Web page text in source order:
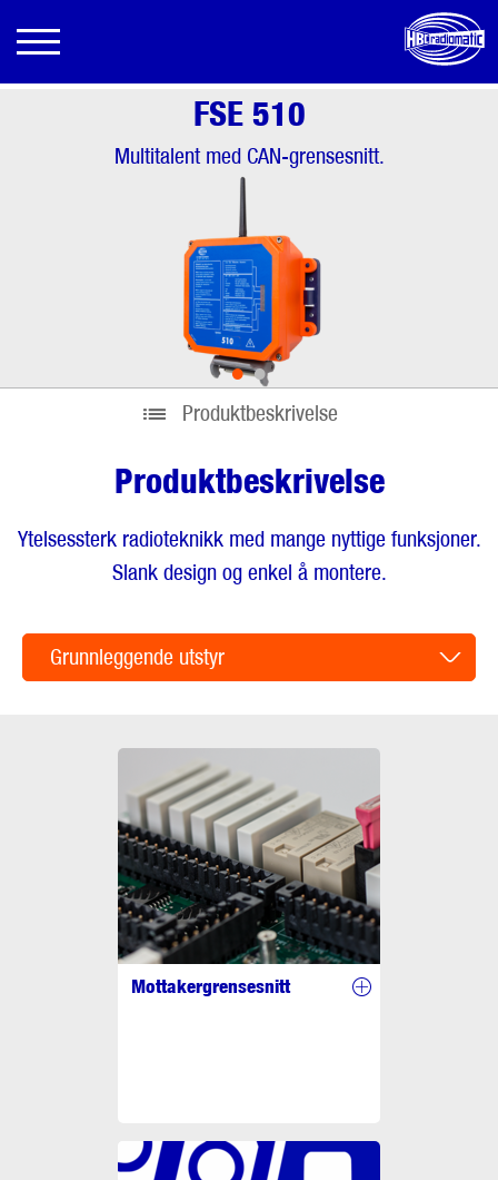
FSE 510
Multitalent med CAN-grensesnitt.
••
Produktbeskrivelse
Produktbeskrivelse
Ytelsessterk radioteknikk med mange nyttige funksjoner.
Slank design og enkel å montere.
Grunnleggende utstyr
Mottakergrensesnitt